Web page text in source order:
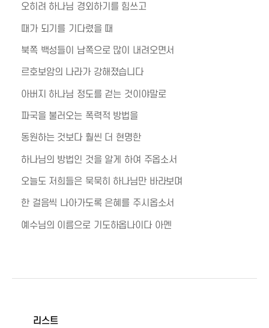
오히려 하나님 경외하기를 힘쓰고
때가 되기를 기다렸을 때
북쪽 백성들이 남쪽으로 많이 내려오면서
르호보암의 나라가 강해졌습니다
아버지 하나님 정도를 걷는 것이야말로
파국을 불러오는 폭력적 방법을
동원하는 것보다 훨씬 더 현명한
하나님의 방법인 것을 알게 하여 주옵소서
오늘도 저희들은 묵묵히 하나님만 바라보며
한 걸음씩 나아가도록 은혜를 주시옵소서
예수님의 이름으로 기도하옵나이다 아멘
리스트